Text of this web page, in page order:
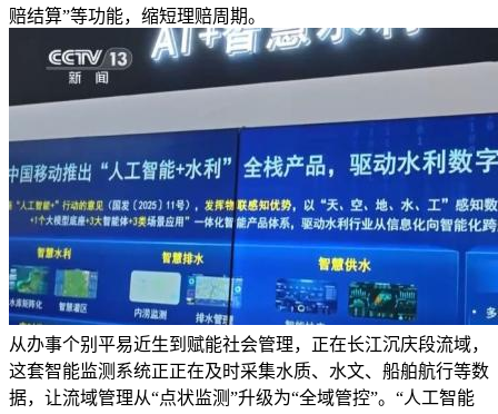
赔结算”等功能，缩短理赔周期。
从办事个别平易近生到赋能社会管理，正在长江沉庆段流域，
这套智能监测系统正正在及时采集水质、水文、船舶航行等数
据，让流域管理从“点状监测”升级为“全域管控”。“人工智能